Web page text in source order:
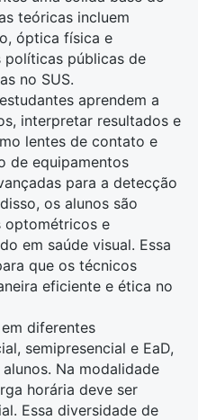
teóricas incluem
óptica física e
públicas de
no SUS.
aprendem a
interpretar resultados e
lentes de contato e
de equipamentos
para a detecção
os alunos são
optométricos e
em saúde visual. Essa
que os técnicos
eficiente e ética no
diferentes
semipresencial e EaD,
Na modalidade
horária deve ser
Essa diversidade de